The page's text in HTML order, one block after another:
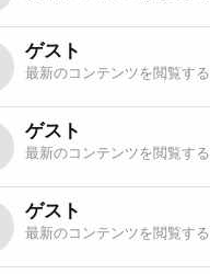
ゲスト
最新のコンテンツを閲覧する
ゲスト
最新のコンテンツを閲覧する
ゲスト
最新のコンテンツを閲覧する